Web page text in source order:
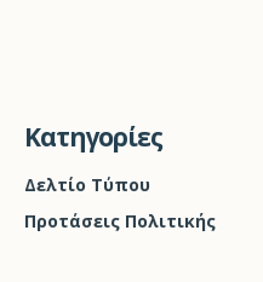
Kατηγορίες
Δελτίο Τύπου
Προτάσεις Πολιτικής